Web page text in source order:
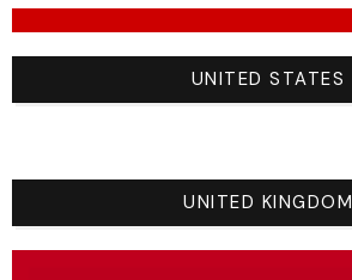
UNITED STATES
UNITED KINGDOM